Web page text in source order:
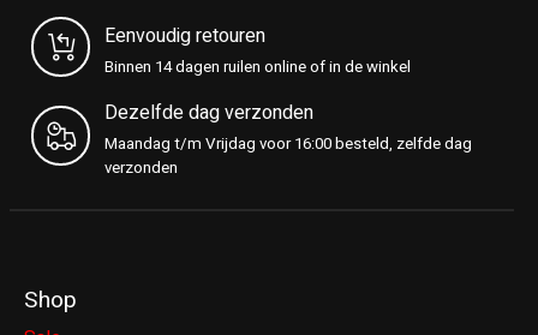
Eenvoudig retouren
Binnen 14 dagen ruilen online of in de winkel
Dezelfde dag verzonden
Maandag t/m Vrijdag voor 16:00 besteld, zelfde dag
verzonden
Shop